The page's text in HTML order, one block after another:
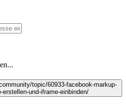
topic/60933-facebook-markup-
erstellen-und-iframe-einbinden/